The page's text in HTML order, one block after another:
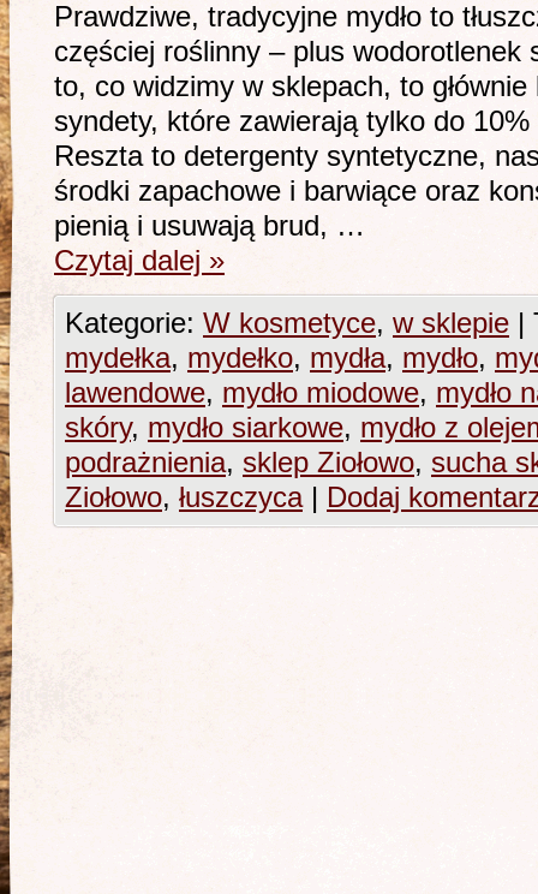
Prawdziwe, tradycyjne mydło to
częściej roślinny – plus wodorotlenek
to, co widzimy w sklepach, to
syndety, które zawierają tylko do 10%
Reszta to detergenty syntetyczne,
środki zapachowe i barwiące oraz
pienią i usuwają brud, …
Czytaj dalej »
Kategorie: W kosmetyce, w sklepie |
mydełka, mydełko, mydła, mydło,
lawendowe, mydło miodowe, mydło
skóry, mydło siarkowe, mydło z
podrażnienia, sklep Ziołowo, sucha
Ziołowo, łuszczyca | Dodaj